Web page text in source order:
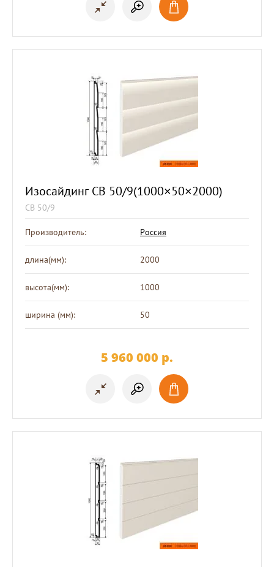
Изосайдинг СВ 50/9(1000×50×2000)
СВ 50/9
Производитель: Россия
длина(мм): 2000
высота(мм): 1000
ширина (мм): 50
5 960 000 p.